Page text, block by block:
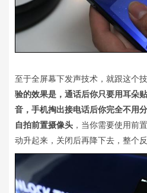
至于全屏幕下发声技术，就跟这个
验的效果是，通话后你只要用耳朵
音，手机掏出接电话后你完全不用
自拍前置摄像头 ，当你需要使用前
动升起来，关闭后再降下去，整个